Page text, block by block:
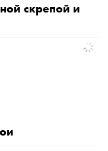
скрепой и